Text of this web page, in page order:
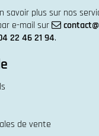
savoir plus sur nos
e-mail sur
22 46 21 94.
de vente